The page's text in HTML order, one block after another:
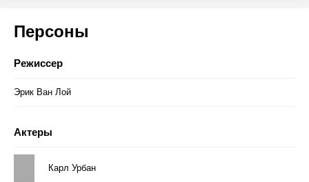
Персоны
Режиссер
Эрик Ван Лой
Актеры
Карл Урбан